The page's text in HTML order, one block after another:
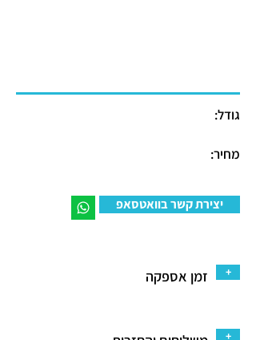
גודל:
מחיר:
יצירת קשר בוואטסאפ
זמן אספקה +
+